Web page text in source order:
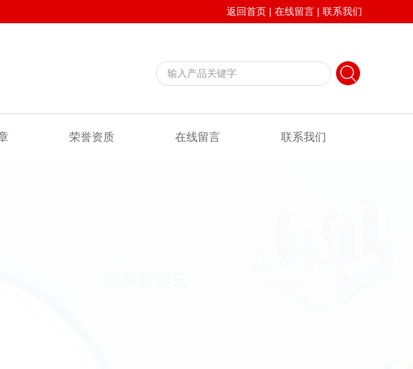
返回首页 | 在线留言 | 联系我们
荣誉资质 在线留言 联系我们